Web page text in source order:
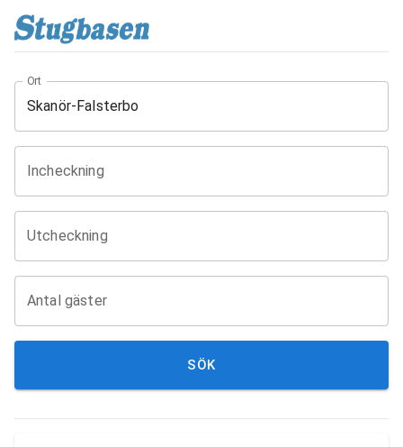
Ort
Incheckning
Utcheckning
Antal gäster
SÖK